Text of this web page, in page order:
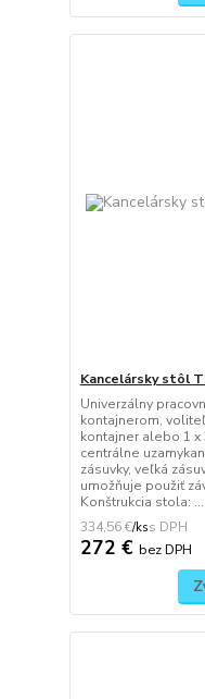
Kancelársky stôl
Univerzálny
kontajnerom,
kontajner alebo 1 x
centrálne
zásuvky, veľká
umožňuje použiť
Konštrukcia stola: ...
334,56 €/ks
272 € bez DPH